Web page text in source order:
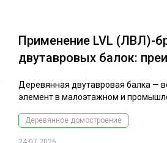
Применение LVL (ЛВЛ)-
двутавровых балок:
Деревянная двутавровая балка —
элемент в малоэтажном и
Деревянное домостроение